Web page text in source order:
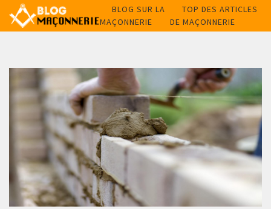
BLOG SUR LA
MAÇONNERIE
TOP DES ARTICLES
DE MAÇONNERIE